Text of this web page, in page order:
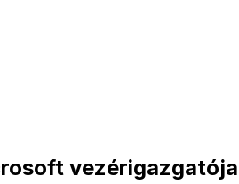
vezérigazgatója